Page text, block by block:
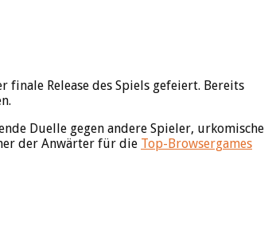
Release des Spiels gefeiert. Bereits
Duelle gegen andere Spieler, urkomische
der Anwärter für die Top-Browsergames